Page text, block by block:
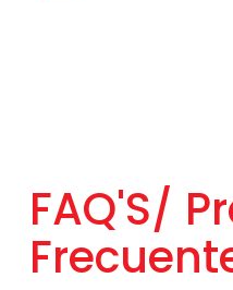
FAQ'S/